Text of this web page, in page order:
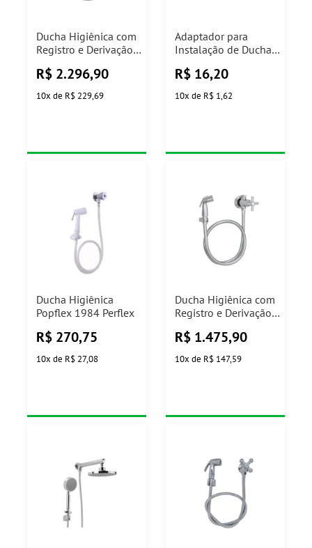
Ducha Higiênica com
Registro e Derivação
R$ 2.296,90
10x de R$ 229,69
Adaptador para
Instalação de Ducha
Blukit
R$ 16,20
10x de R$ 1,62
Ducha Higiênica
Popflex 1984 Perflex
R$ 270,75
10x de R$ 27,08
Ducha Higiênica com
Registro e Derivação
Deca
R$ 1.475,90
10x de R$ 147,59